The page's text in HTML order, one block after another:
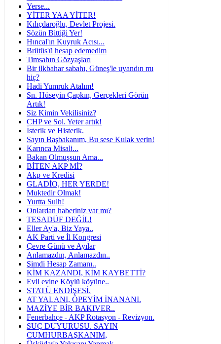
Yerse...
YİTER YAA YİTER!
Kılıçdaroğlu, Devlet Projesi.
Sözün Bittiği Yer!
Hıncal'ın Kuyruk Acısı...
Brütüs'ü hesap edemedim
Timsahın Gözyaşları
Bir ilkbahar sabahı, Güneş'le uyandın mı
hiç?
Hadi Yumruk Atalım!
Sn. Hüseyin Çapkın, Gerçekleri Görün
Artık!
Siz Kimin Vekilisiniz?
CHP ve Sol. Yeter artık!
İsterik ve Histerik.
Sayın Başbakanım, Bu sese Kulak verin!
Karınca Misali...
Bakan Olmuşsun Ama...
BİTEN AKP Mİ?
Akp ve Kredisi
GLADİO, HER YERDE!
Muktedir Olmak!
Yurtta Sulh!
Onlardan haberiniz var mı?
TESADÜF DEĞİL!
Eller Ay'a, Biz Yaya..
AK Parti ve İl Kongresi
Çevre Günü ve Ayılar
Anlamazdın, Anlamazdın..
Şimdi Hesap Zamanı..
KİM KAZANDI, KİM KAYBETTİ?
Evli evine Köylü köyüne..
STATÜ ENDİŞESİ.
AT YALANI, ÖPEYİM İNANANI.
MAZİYE BİR BAKIVER..
Fenerbahçe - AKP Rotasyon - Revizyon.
SUÇ DUYURUSU. SAYIN
CUMHURBAŞKANIM,